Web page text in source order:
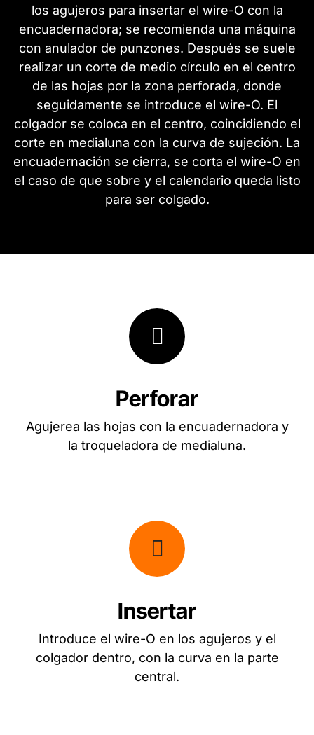
los agujeros para insertar el wire-O con la
encuadernadora; se recomienda una máquina
con anulador de punzones. Después se suele
realizar un corte de medio círculo en el centro
de las hojas por la zona perforada, donde
seguidamente se introduce el wire-O. El
colgador se coloca en el centro, coincidiendo el
corte en medialuna con la curva de sujeción. La
encuadernación se cierra, se corta el wire-O en
el caso de que sobre y el calendario queda listo
para ser colgado.
Perforar
Agujerea las hojas con la encuadernadora y
la troqueladora de medialuna.
Insertar
Introduce el wire-O en los agujeros y el
colgador dentro, con la curva en la parte
central.